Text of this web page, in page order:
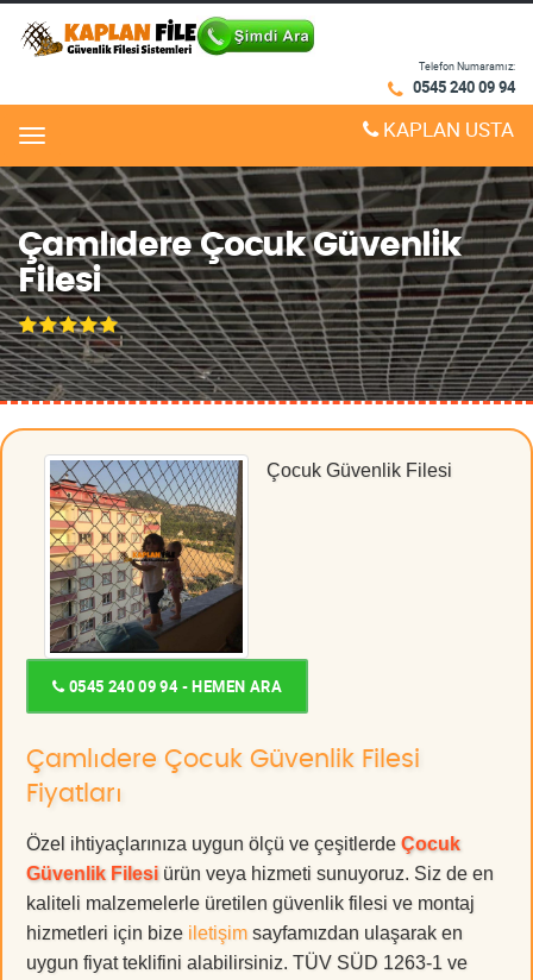
Telefon Numaramız:
0545 240 09 94
Menu KAPLAN USTA
Çamlıdere Çocuk Güvenlik
Filesi
Çocuk Güvenlik Filesi
0545 240 09 94 - HEMEN ARA
Çamlıdere Çocuk Güvenlik Filesi
Fiyatları
Özel ihtiyaçlarınıza uygun ölçü ve çeşitlerde Çocuk
Güvenlik Filesi ürün veya hizmeti sunuyoruz. Siz de en
kaliteli malzemelerle üretilen güvenlik filesi ve montaj
hizmetleri için bize iletişim sayfamızdan ulaşarak en
uygun fiyat teklifini alabilirsiniz. TÜV SÜD 1263-1 ve